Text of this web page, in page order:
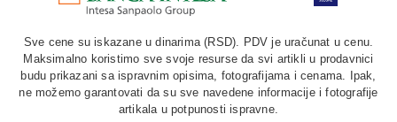
Sve cene su iskazane u dinarima (RSD). PDV je uračunat u cenu.
Maksimalno koristimo sve svoje resurse da svi artikli u prodavnici
budu prikazani sa ispravnim opisima, fotografijama i cenama. Ipak,
ne možemo garantovati da su sve navedene informacije i fotografije
artikala u potpunosti ispravne.